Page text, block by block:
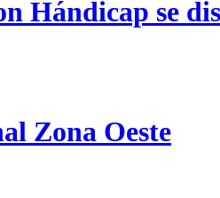
Hándicap se
Zona Oeste